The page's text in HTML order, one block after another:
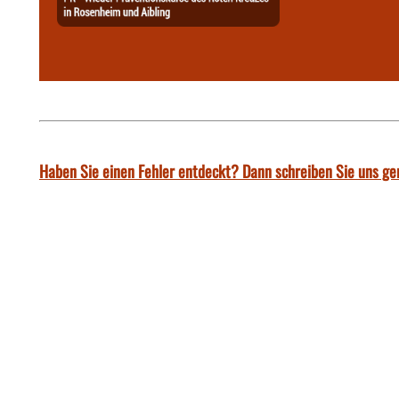
Haben Sie einen Fehler entdeckt? Dann schreiben Sie uns